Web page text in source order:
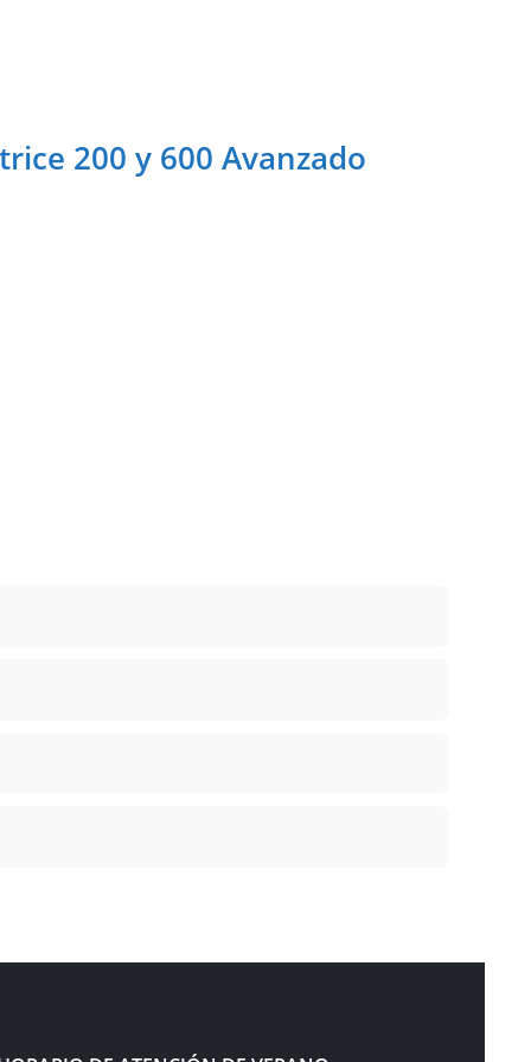
200 y 600 Avanzado